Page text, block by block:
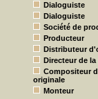
Dialoguiste
Dialoguiste
Société de
Producteur
Distributeur
Directeur de
Compositeur
originale
Monteur